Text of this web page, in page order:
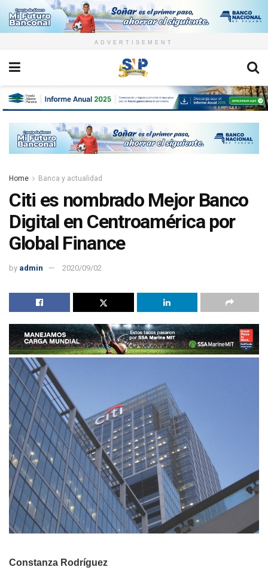
ADVERTISEMENT
Home Banca y actualidad
Citi es nombrado Mejor Banco
Digital en Centroamérica por
Global Finance
by admin 2020/09/02
Constanza Rodríguez